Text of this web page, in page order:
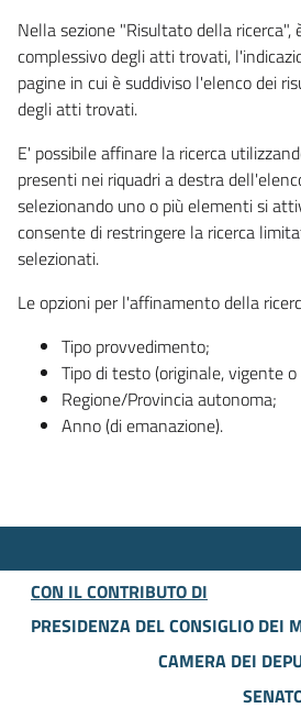
Nella sezione "Risultato della ricerca",
complessivo degli atti trovati,
pagine in cui è suddiviso l'elenco dei
degli atti trovati.
E' possibile affinare la ricerca
presenti nei riquadri a destra
selezionando uno o più elementi si
consente di restringere la ricerca
selezionati.
Le opzioni per l'affinamento della
Tipo provvedimento;
Tipo di testo (originale, vigente
Regione/Provincia autonoma;
Anno (di emanazione).
CON IL CONTRIBUTO DI
PRESIDENZA DEL CONSIGLIO DEI
CAMERA DEI